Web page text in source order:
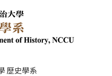
歷史學系